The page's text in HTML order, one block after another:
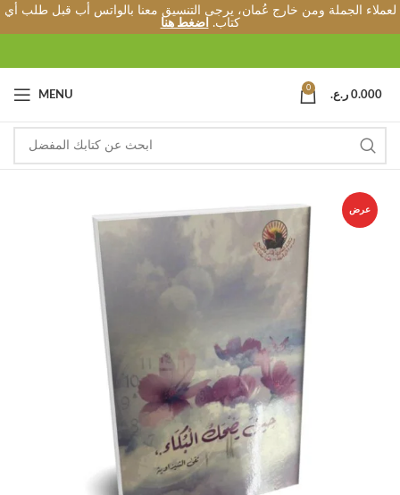
لعملاء الجملة ومن خارج عُمان، يرجى التنسيق معنا بالواتس أب قبل طلب أي
كتاب.
اضغط هنا
MENU
0
0.000 ر.ع.
عرض